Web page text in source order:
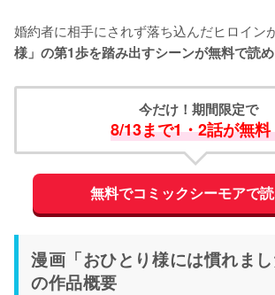
婚約者に相手にされず落ち込んだヒロインが
様」の第1歩を踏み出すシーンが無料で読め
今だけ！期間限定で
8/13まで1・2話が無料
無料でコミックシーモアで
漫画「おひとり様には慣れまし
の作品概要